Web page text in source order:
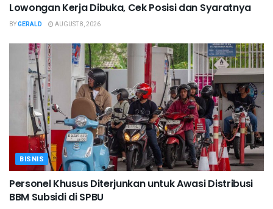
Lowongan Kerja Dibuka, Cek Posisi dan Syaratnya
BYGERALD AUGUST 8, 2026
BISNIS
Personel Khusus Diterjunkan untuk Awasi Distribusi
BBM Subsidi di SPBU